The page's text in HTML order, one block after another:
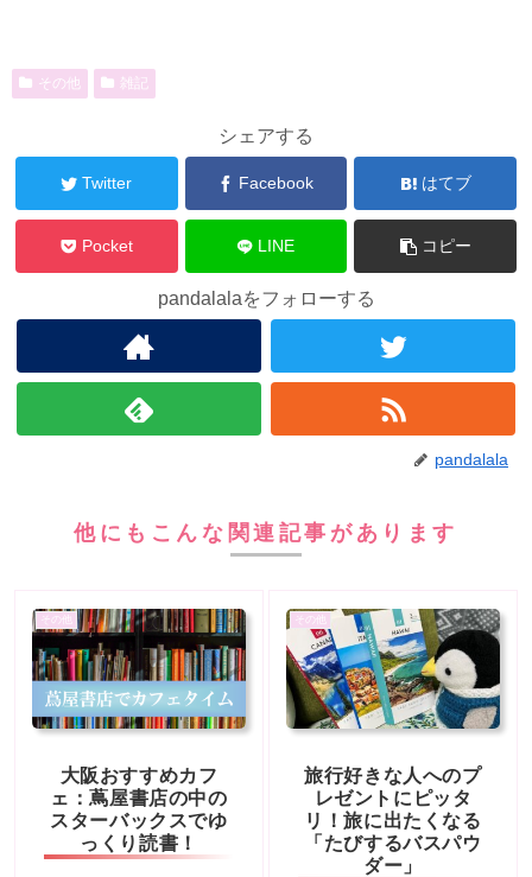
その他 雑記
シェアする
Twitter Facebook はてブ
Pocket LINE コピー
pandalalaをフォローする
pandalala
他にもこんな関連記事があります
その他
大阪おすすめカフ
ェ：蔦屋書店の中の
スターバックスでゆ
っくり読書！
その他
旅行好きな人へのプ
レゼントにピッタ
リ！旅に出たくなる
「たびするバスパウ
ダー」